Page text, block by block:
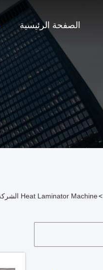
الصفحة الرئيسية
>Heat Laminator Machine الشركة المصنعة عبر الإنترنت